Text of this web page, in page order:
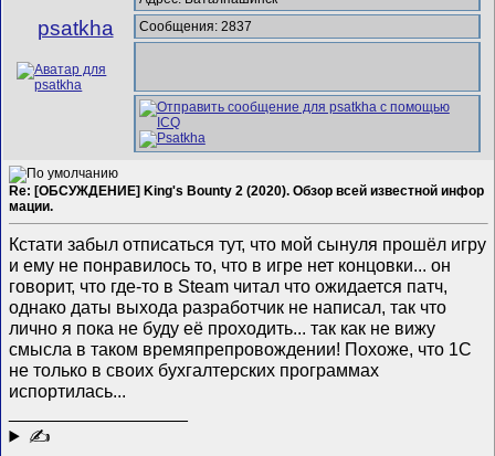
psatkha
Сообщения: 2837
Re: [ОБСУЖДЕНИЕ] King's Bounty 2 (2020). Обзор всей известной инфор
мации.
Кстати забыл отписаться тут, что мой сынуля прошёл игру
и ему не понравилось то, что в игре нет концовки... он
говорит, что где-то в Steam читал что ожидается патч,
однако даты выхода разработчик не написал, так что
лично я пока не буду её проходить... так как не вижу
смысла в таком времяпрепровождении! Похоже, что 1С
не только в своих бухгалтерских программах
испортилась...
✍